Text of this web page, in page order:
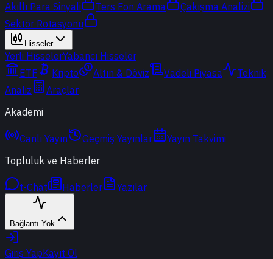
Akıllı Para Sinyali
Ters Fon Arama
Çakışma Analizi
Sektör Rotasyonu
Hisseler
Yerli HisselerYabancı Hisseler
ETF
Kripto Altın & Döviz Vadeli Piyasa
Teknik
Analiz
Araçlar
Akademi
Canlı Yayın Geçmiş Yayınlar
Yayın Takvimi
Topluluk ve Haberler
t-Chat Haberler Yazılar
Bağlantı Yok
Giriş YapKayıt Ol